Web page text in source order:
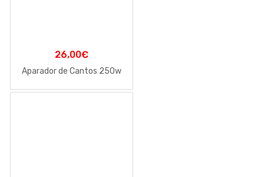
26,00€
Aparador de Cantos 250w